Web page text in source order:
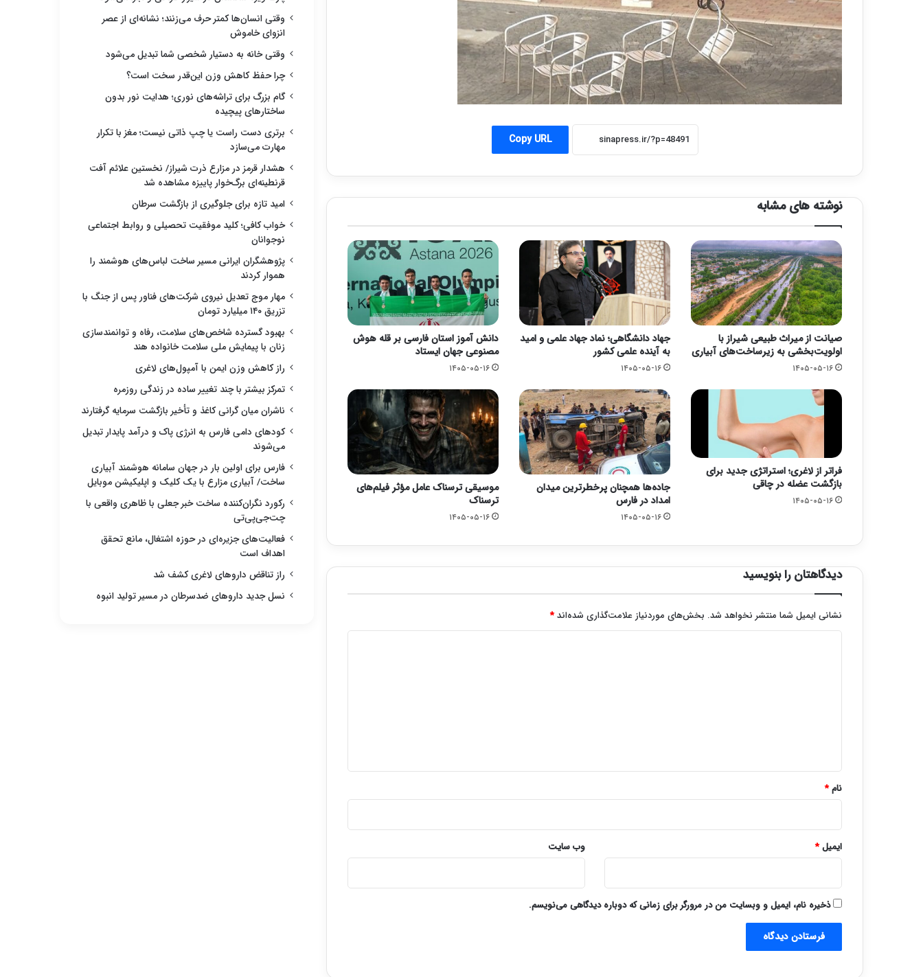
Copy URL
نوشته های مشابه
صیانت از میراث طبیعی شیراز با
اولویت‌بخشی به زیرساخت‌های آبیاری
۱۴۰۵-۰۵-۱۶
جهاد دانشگاهی؛ نماد جهاد علمی و امید
به آینده علمی کشور
۱۴۰۵-۰۵-۱۶
دانش آموز استان فارسی بر قله هوش
مصنوعی جهان ایستاد
۱۴۰۵-۰۵-۱۶
فراتر از لاغری؛ استراتژی جدید برای
بازگشت عضله در چاقی
۱۴۰۵-۰۵-۱۶
جاده‌ها همچنان پرخطرترین میدان
امداد در فارس
۱۴۰۵-۰۵-۱۶
موسیقی ترسناک عامل مؤثر فیلم‌های
ترسناک
۱۴۰۵-۰۵-۱۶
دیدگاهتان را بنویسید
نشانی ایمیل شما منتشر نخواهد شد. بخش‌های موردنیاز علامت‌گذاری شده‌اند*
نام*
ایمیل* وب‌ سایت
ذخیره نام، ایمیل و وبسایت من در مرورگر برای زمانی که دوباره دیدگاهی می‌نویسم.
وقتی انسان‌ها کمتر حرف می‌زنند؛ نشانه‌ای از عصر
انزوای خاموش
وقتی خانه به دستیار شخصی شما تبدیل می‌شود
چرا حفظ کاهش وزن این‌قدر سخت است؟
گام بزرگ برای تراشه‌های نوری؛ هدایت نور بدون
ساختارهای پیچیده
برتری دست راست یا چپ ذاتی نیست؛ مغز با تکرار
مهارت می‌سازد
هشدار قرمز در مزارع ذرت شیراز/ نخستین علائم آفت
قرنطینه‌ای برگ‌خوار پاییزه مشاهده شد
امید تازه برای جلوگیری از بازگشت سرطان
خواب کافی؛ کلید موفقیت تحصیلی و روابط اجتماعی
نوجوانان
پژوهشگران ایرانی مسیر ساخت لباس‌های هوشمند را
هموار کردند
مهار موج تعدیل نیروی شرکت‌های فناور پس از جنگ با
تزریق ۱۴۰ میلیارد تومان
بهبود گسترده شاخص‌های سلامت، رفاه و توانمندسازی
زنان با پیمایش ملی سلامت خانواده هند
راز کاهش وزن ایمن با آمپول‌های لاغری
تمرکز بیشتر با چند تغییر ساده در زندگی روزمره
ناشران میان گرانی کاغذ و تأخیر بازگشت سرمایه گرفتارند
کودهای دامی فارس به انرژی پاک و درآمد پایدار تبدیل
می‌شوند
فارس برای اولین بار در جهان سامانه هوشمند آبیاری
ساخت/ آبیاری مزارع با یک کلیک و اپلیکیشن موبایل
رکورد نگران‌کننده ساخت خبر جعلی با ظاهری واقعی با
چت‌جی‌پی‌تی
فعالیت‌های جزیره‌ای در حوزه اشتغال، مانع تحقق
اهداف است
راز تناقض داروهای لاغری کشف شد
نسل جدید داروهای ضدسرطان در مسیر تولید انبوه